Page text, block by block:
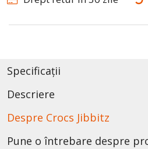
Specificații
Descriere
Despre Crocs Jibbitz
Pune o întrebare despre